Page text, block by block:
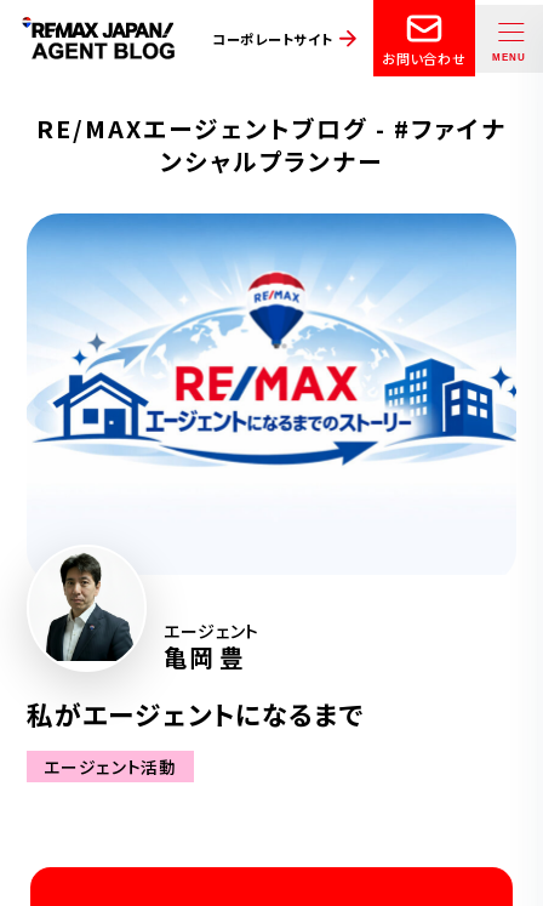
コーポレートサイト
お問い合わせ
RE/MAXエージェントブログ - #ファイナ
ンシャルプランナー
エージェント
亀岡 豊
私がエージェントになるまで
エージェント活動